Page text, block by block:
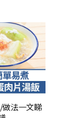
法一文睇